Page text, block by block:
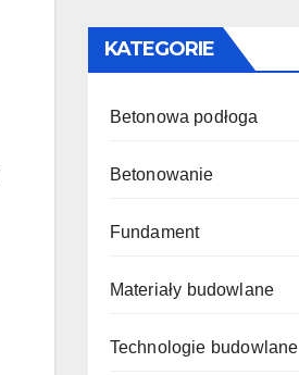
KATEGORIE
Betonowa podłoga
Betonowanie
Fundament
Materiały budowlane
Technologie budowlane